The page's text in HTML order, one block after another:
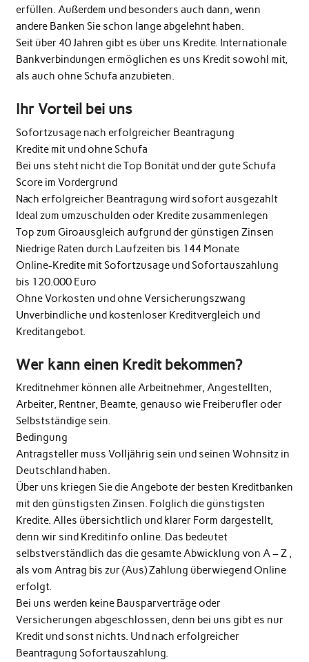
erfüllen. Außerdem und besonders auch dann, wenn
andere Banken Sie schon lange abgelehnt haben.
Seit über 40 Jahren gibt es über uns Kredite. Internationale
Bankverbindungen ermöglichen es uns Kredit sowohl mit,
als auch ohne Schufa anzubieten.
Ihr Vorteil bei uns
Sofortzusage nach erfolgreicher Beantragung
Kredite mit und ohne Schufa
Bei uns steht nicht die Top Bonität und der gute Schufa
Score im Vordergrund
Nach erfolgreicher Beantragung wird sofort ausgezahlt
Ideal zum umzuschulden oder Kredite zusammenlegen
Top zum Giroausgleich aufgrund der günstigen Zinsen
Niedrige Raten durch Laufzeiten bis 144 Monate
Online-Kredite mit Sofortzusage und Sofortauszahlung
bis 120.000 Euro
Ohne Vorkosten und ohne Versicherungszwang
Unverbindliche und kostenloser Kreditvergleich und
Kreditangebot.
Wer kann einen Kredit bekommen?
Kreditnehmer können alle Arbeitnehmer, Angestellten,
Arbeiter, Rentner, Beamte, genauso wie Freiberufler oder
Selbstständige sein.
Bedingung
Antragsteller muss Volljährig sein und seinen Wohnsitz in
Deutschland haben.
Über uns kriegen Sie die Angebote der besten Kreditbanken
mit den günstigsten Zinsen. Folglich die günstigsten
Kredite. Alles übersichtlich und klarer Form dargestellt,
denn wir sind Kreditinfo online. Das bedeutet
selbstverständlich das die gesamte Abwicklung von A – Z ,
als vom Antrag bis zur (Aus) Zahlung überwiegend Online
erfolgt.
Bei uns werden keine Bausparverträge oder
Versicherungen abgeschlossen, denn bei uns gibt es nur
Kredit und sonst nichts. Und nach erfolgreicher
Beantragung Sofortauszahlung.